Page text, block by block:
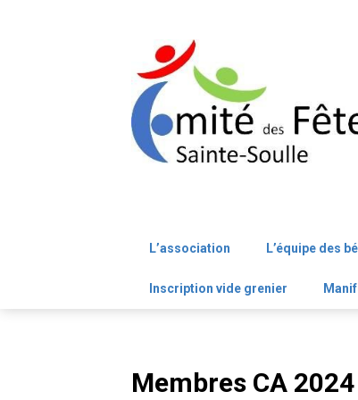
L’association L’équipe des
Inscription vide grenier
Membres CA